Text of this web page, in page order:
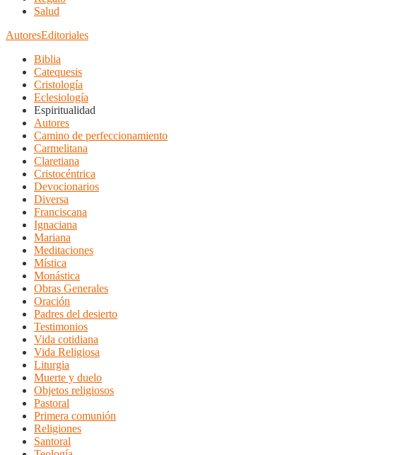
Salud
AutoresEditoriales
Biblia
Catequesis
Cristología
Eclesiología
Espiritualidad
Autores
Camino de perfeccionamiento
Carmelitana
Claretiana
Cristocéntrica
Devocionarios
Diversa
Franciscana
Ignaciana
Mariana
Meditaciones
Mística
Monástica
Obras Generales
Oración
Padres del desierto
Testimonios
Vida cotidiana
Vida Religiosa
Liturgia
Muerte y duelo
Objetos religiosos
Pastoral
Primera comunión
Religiones
Santoral